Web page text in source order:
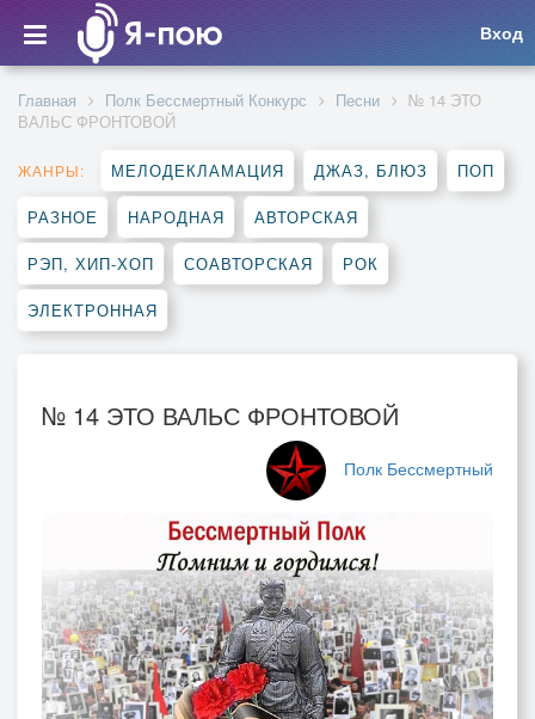
Вход
Главная Полк Бессмертный Конкурс Песни
№ 14 ЭТО
ВАЛЬС ФРОНТОВОЙ
ЖАНРЫ: МЕЛОДЕКЛАМАЦИЯ ДЖАЗ, БЛЮЗ ПОП
РАЗНОЕ НАРОДНАЯ АВТОРСКАЯ
РЭП, ХИП-ХОП СОАВТОРСКАЯ РОК
ЭЛЕКТРОННАЯ
№ 14 ЭТО ВАЛЬС ФРОНТОВОЙ
Полк Бессмертный